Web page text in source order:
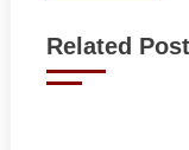
Related